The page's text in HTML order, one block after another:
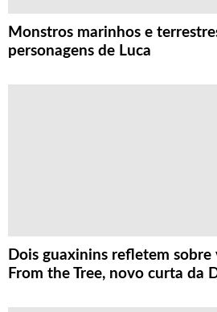
Monstros marinhos e
personagens de Luca
Dois guaxinins refletem
From the Tree, novo curta da